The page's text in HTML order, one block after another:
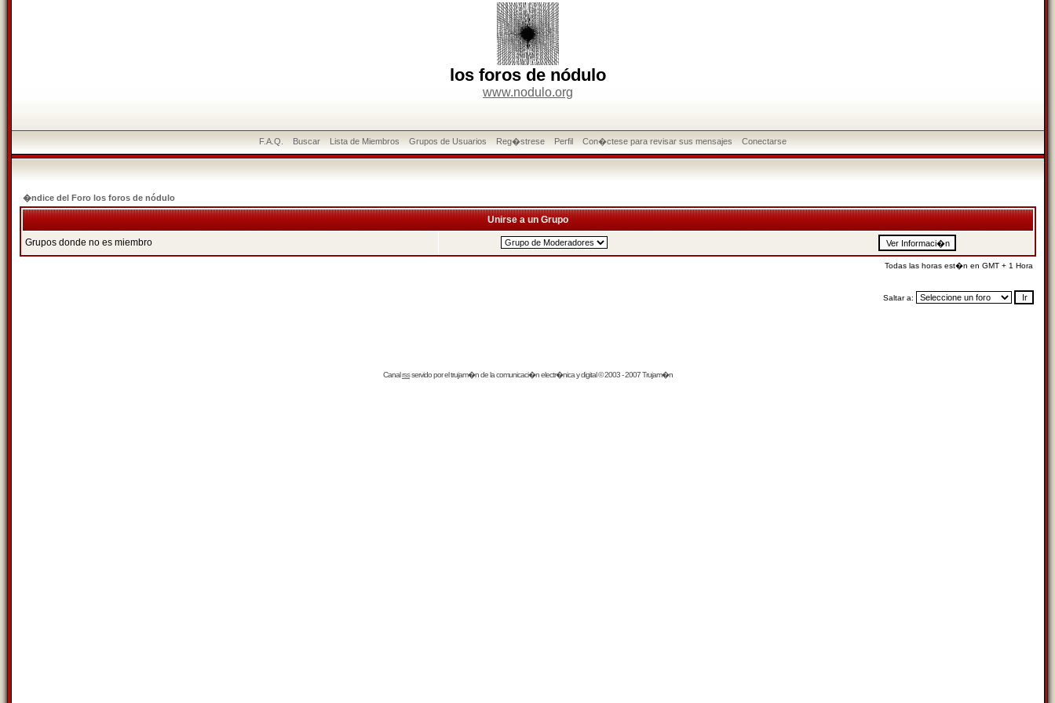
los foros de nódulo
www.nodulo.org
F.A.Q. Buscar Lista de Miembros Grupos de Usuarios Reg�strese Perfil Con�ctese para revisar sus mensajes Conectarse
�ndice del Foro los foros de nódulo
Unirse a un Grupo
Grupos donde no es miembro
Todas las horas est�n en GMT + 1 Hora
Saltar a:
Canalrssservido por eltrujam�nde la comunicaci�n electr�nica y digital © 2003 - 2007 Trujam�n